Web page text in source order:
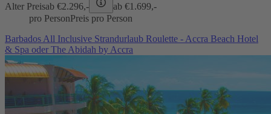
Alter Preisab €2.296,- ab €1.699,-
pro PersonPreis pro Person
Barbados All Inclusive Strandurlaub Roulette - Accra Beach Hotel
& Spa oder The Abidah by Accra